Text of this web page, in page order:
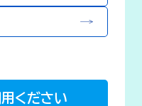
ください